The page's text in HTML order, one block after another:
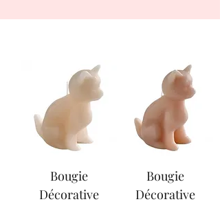
Bougie
Décorative
Bougie
Décorative